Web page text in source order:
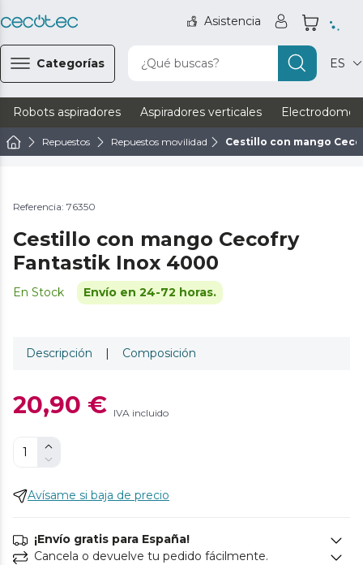
Asistencia
Categorías ¿Qué buscas? ES
Robots aspiradores Aspiradores verticales
Repuestos Repuestos movilidad Cestillo con mango
Referencia: 76350
Cestillo con mango Cecofry
Fantastik Inox 4000
En Stock Envío en 24-72 horas.
Descripción | Composición
20,90 € IVA incluido
Avísame si baja de precio
¡Envío gratis para España!
Cancela o devuelve tu pedido fácilmente.